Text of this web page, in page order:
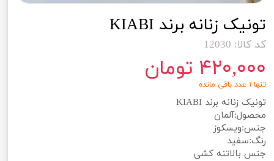
تونیک زنانه برند KIABI
کد کالا: 12030
۴۲۰,۰۰۰ تومان
تنها ۱ عدد باقی مانده
تونیک زنانه برند KIABI
محصول:آلمان
جنس:ویسکوز
رنگ:سفید
جنس بالاتنه کشی